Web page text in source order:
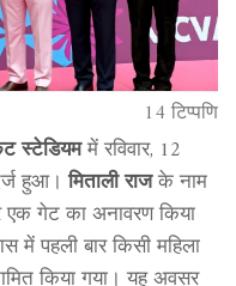
14 टिप्पणि
स्टेडियममें रविवार, 12
हुआ।मिताली राजके नाम
गेट का अनावरण किया
में पहली बार किसी महिला